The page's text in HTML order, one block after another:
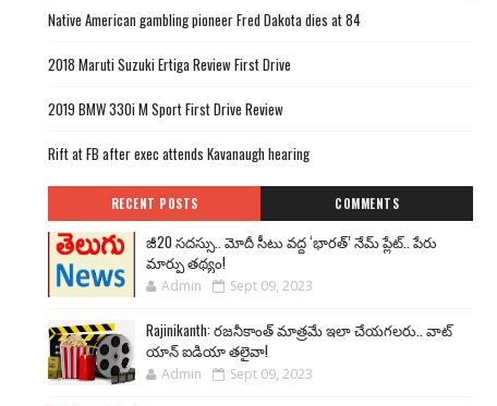
Native American gambling pioneer Fred Dakota dies at 84
2018 Maruti Suzuki Ertiga Review First Drive
2019 BMW 330i M Sport First Drive Review
Rift at FB after exec attends Kavanaugh hearing
RECENT POSTS COMMENTS
జీ20 సదస్సు.. మోదీ సీటు వద్ద ‘భారత్’ నేమ్ ప్లేట్‌.. పేరు
మార్పు తథ్యం!
Admin Sept 09, 2023
Rajinikanth: రజనీకాంత్ మాత్రమే ఇలా చేయగలరు.. వాట్
యాన్ ఐడియా తలైవా!
Admin Sept 09, 2023